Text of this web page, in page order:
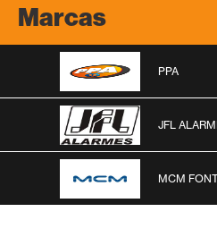
Marcas
PPA
JFL
MCM